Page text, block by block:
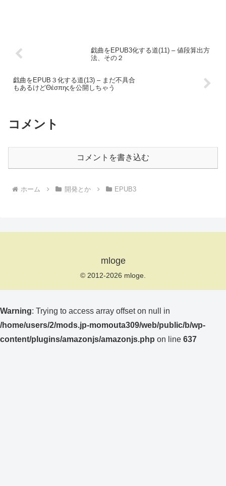
戯曲をEPUB3化する道(11) – 値段算出方
法、その２
戯曲をEPUB３化する道(13) – まだ不具合
もあるけどΘέσπηςを公開しちゃう
コメント
コメントを書き込む
ホーム 開発とか EPUB3
mloge
© 2012-2026 mloge.
Warning: Trying to access array offset on null in
/home/users/2/mods.jp-momouta309/web/public/b/wp-
content/plugins/amazonjs/amazonjs.php on line 637